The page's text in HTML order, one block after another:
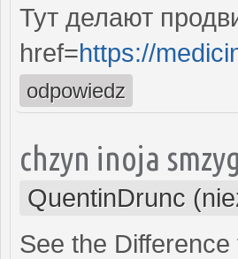
Тут делают
href=https://
odpowiedz
chzyn inoja smzyg
QuentinDrunc
See the